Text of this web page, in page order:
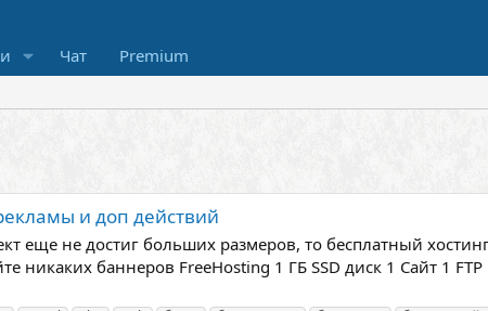
Чат Premium
и доп действий
еще не достиг больших размеров, то бесплатный
никаких баннеров FreeHosting 1 ГБ SSD диск 1 Сайт 1